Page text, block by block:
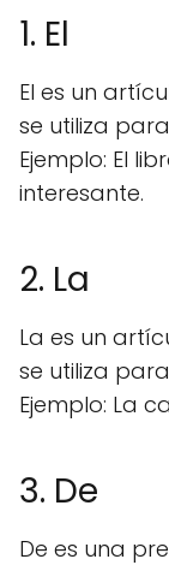
1. El
El es un
se utiliza
Ejemplo: El
interesante.
2. La
La es un
se utiliza
Ejemplo: La
3. De
De es una